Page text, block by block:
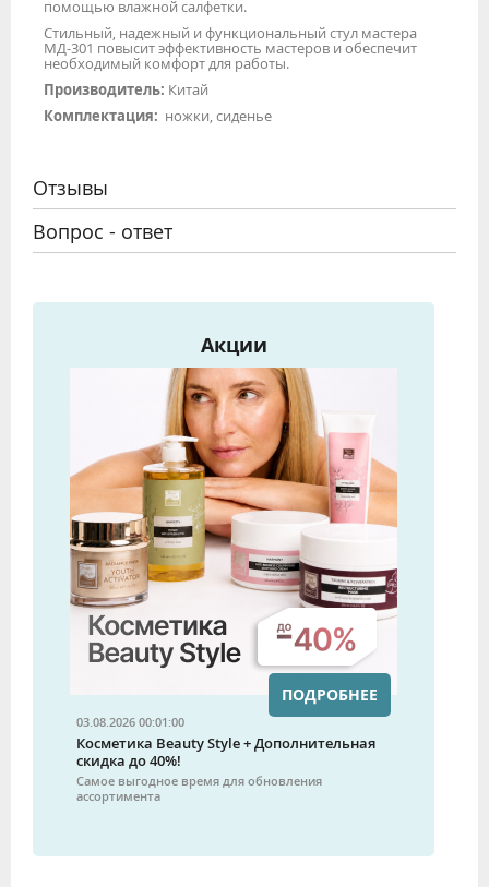
помощью влажной салфетки.
Стильный, надежный и функциональный стул мастера
МД-301 повысит эффективность мастеров и обеспечит
необходимый комфорт для работы.
Производитель: Китай
Комплектация: ножки, сиденье
Отзывы
Вопрос - ответ
Акции
03.08.2026 00:01:00
Косметика Beauty Style + Дополнительная
скидка до 40%!
Самое выгодное время для обновления
ассортимента
ПОДРОБНЕЕ